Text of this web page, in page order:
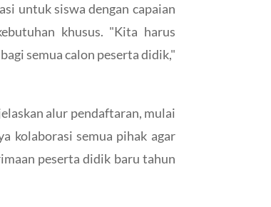
untuk siswa dengan capaian
khusus. "Kita harus
semua calon peserta didik,"
alur pendaftaran, mulai
kolaborasi semua pihak agar
peserta didik baru tahun